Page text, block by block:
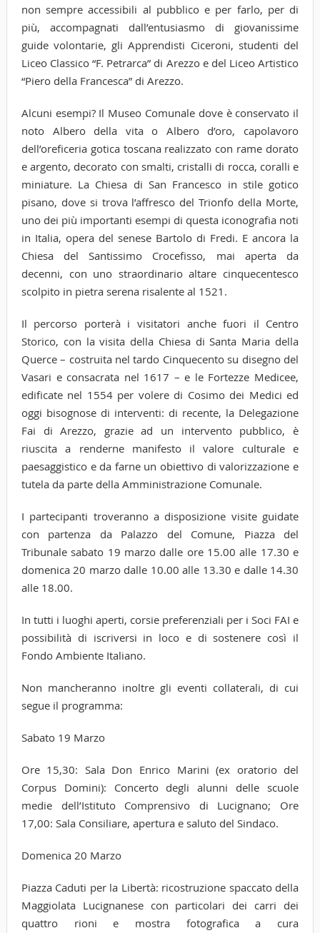
non sempre accessibili al pubblico e per farlo, per di
più, accompagnati dall’entusiasmo di giovanissime
guide volontarie, gli Apprendisti Ciceroni, studenti del
Liceo Classico “F. Petrarca” di Arezzo e del Liceo Artistico
“Piero della Francesca” di Arezzo.
Alcuni esempi? Il Museo Comunale dove è conservato il
noto Albero della vita o Albero d’oro, capolavoro
dell’oreficeria gotica toscana realizzato con rame dorato
e argento, decorato con smalti, cristalli di rocca, coralli e
miniature. La Chiesa di San Francesco in stile gotico
pisano, dove si trova l’affresco del Trionfo della Morte,
uno dei più importanti esempi di questa iconografia noti
in Italia, opera del senese Bartolo di Fredi. E ancora la
Chiesa del Santissimo Crocefisso, mai aperta da
decenni, con uno straordinario altare cinquecentesco
scolpito in pietra serena risalente al 1521.
Il percorso porterà i visitatori anche fuori il Centro
Storico, con la visita della Chiesa di Santa Maria della
Querce – costruita nel tardo Cinquecento su disegno del
Vasari e consacrata nel 1617 – e le Fortezze Medicee,
edificate nel 1554 per volere di Cosimo dei Medici ed
oggi bisognose di interventi: di recente, la Delegazione
Fai di Arezzo, grazie ad un intervento pubblico, è
riuscita a renderne manifesto il valore culturale e
paesaggistico e da farne un obiettivo di valorizzazione e
tutela da parte della Amministrazione Comunale.
I partecipanti troveranno a disposizione visite guidate
con partenza da Palazzo del Comune, Piazza del
Tribunale sabato 19 marzo dalle ore 15.00 alle 17.30 e
domenica 20 marzo dalle 10.00 alle 13.30 e dalle 14.30
alle 18.00.
In tutti i luoghi aperti, corsie preferenziali per i Soci FAI e
possibilità di iscriversi in loco e di sostenere così il
Fondo Ambiente Italiano.
Non mancheranno inoltre gli eventi collaterali, di cui
segue il programma:
Sabato 19 Marzo
Ore 15,30: Sala Don Enrico Marini (ex oratorio del
Corpus Domini): Concerto degli alunni delle scuole
medie dell’Istituto Comprensivo di Lucignano; Ore
17,00: Sala Consiliare, apertura e saluto del Sindaco.
Domenica 20 Marzo
Piazza Caduti per la Libertà: ricostruzione spaccato della
Maggiolata Lucignanese con particolari dei carri dei
quattro rioni e mostra fotografica a cura